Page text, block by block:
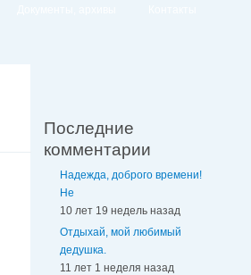
Последние
комментарии
Надежда, доброго времени!
Не
10 лет 19 недель назад
Отдыхай, мой любимый
дедушка.
11 лет 1 неделя назад